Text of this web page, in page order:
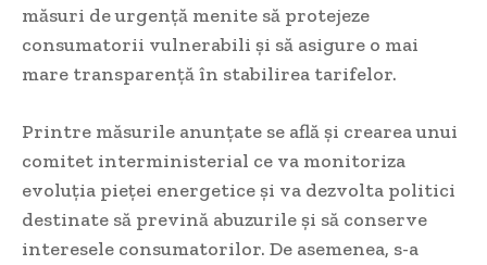
măsuri de urgență menite să protejeze
consumatorii vulnerabili și să asigure o mai
mare transparență în stabilirea tarifelor.
Printre măsurile anunțate se află și crearea unui
comitet interministerial ce va monitoriza
evoluția pieței energetice și va dezvolta politici
destinate să prevină abuzurile și să conserve
interesele consumatorilor. De asemenea, s-a